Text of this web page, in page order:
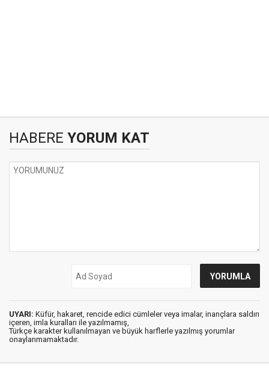
HABERE YORUM KAT
UYARI: Küfür, hakaret, rencide edici cümleler veya imalar, inançlara saldırı
içeren, imla kuralları ile yazılmamış,
Türkçe karakter kullanılmayan ve büyük harflerle yazılmış yorumlar
onaylanmamaktadır.